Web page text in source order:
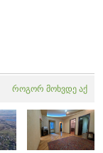
როგორ მოხვდე აქ